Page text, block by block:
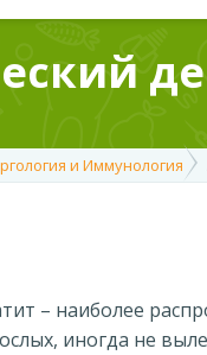
и Иммунология
– наиболее
иногда не